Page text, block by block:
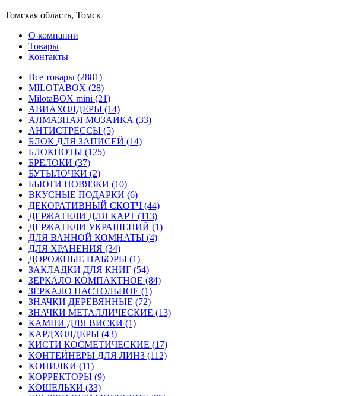
Томская область, Томск
О компании
Товары
Контакты
Все товары (2881)
MILOTABOX (28)
MilotaBOX mini (21)
АВИАХОЛДЕРЫ (14)
АЛМАЗНАЯ МОЗАИКА (33)
АНТИСТРЕССЫ (5)
БЛОК ДЛЯ ЗАПИСЕЙ (14)
БЛОКНОТЫ (125)
БРЕЛОКИ (37)
БУТЫЛОЧКИ (2)
БЬЮТИ ПОВЯЗКИ (10)
ВКУСНЫЕ ПОДАРКИ (6)
ДЕКОРАТИВНЫЙ СКОТЧ (44)
ДЕРЖАТЕЛИ ДЛЯ КАРТ (113)
ДЕРЖАТЕЛИ УКРАШЕНИЙ (1)
ДЛЯ ВАННОЙ КОМНАТЫ (4)
ДЛЯ ХРАНЕНИЯ (34)
ДОРОЖНЫЕ НАБОРЫ (1)
ЗАКЛАДКИ ДЛЯ КНИГ (54)
ЗЕРКАЛО КОМПАКТНОЕ (84)
ЗЕРКАЛО НАСТОЛЬНОЕ (1)
ЗНАЧКИ ДЕРЕВЯННЫЕ (72)
ЗНАЧКИ МЕТАЛЛИЧЕСКИЕ (13)
КАМНИ ДЛЯ ВИСКИ (1)
КАРДХОЛДЕРЫ (43)
КИСТИ КОСМЕТИЧЕСКИЕ (17)
КОНТЕЙНЕРЫ ДЛЯ ЛИНЗ (112)
КОПИЛКИ (11)
КОРРЕКТОРЫ (9)
КОШЕЛЬКИ (33)